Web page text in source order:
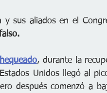
y sus aliados en el
, durante la
Unidos llegó al
después comenzó a